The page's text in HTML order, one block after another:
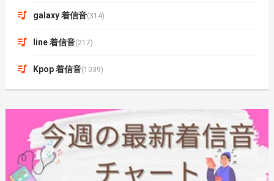
galaxy 着信音(314)
line 着信音(217)
Kpop 着信音(1039)